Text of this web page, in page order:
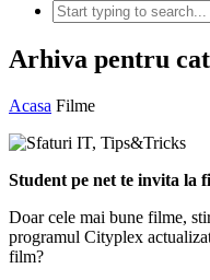
Arhiva pentru
Acasa Filme
Student pe net te invita la
Doar cele mai bune filme,
programul Cityplex
film?